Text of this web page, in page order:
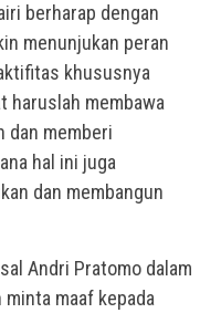
berharap dengan
menunjukan peran
khususnya
haruslah membawa
dan memberi
hal ini juga
dan membangun
Andri Pratomo dalam
maaf kepada